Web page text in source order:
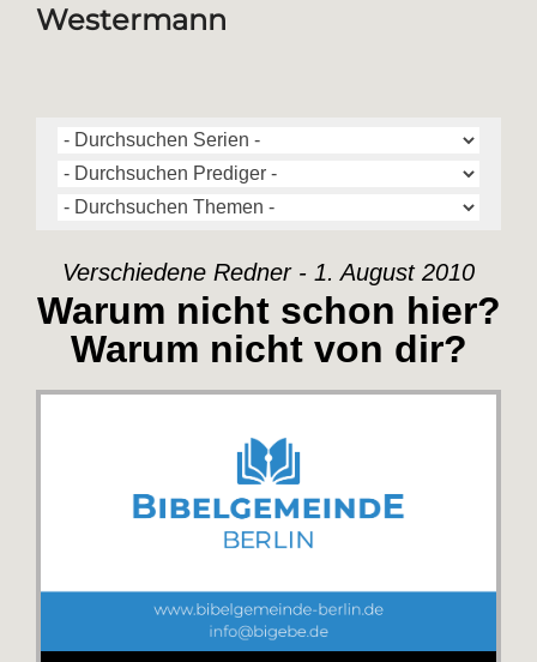
Westermann
Verschiedene Redner - 1. August 2010
Warum nicht schon hier?
Warum nicht von dir?
Audio-Player